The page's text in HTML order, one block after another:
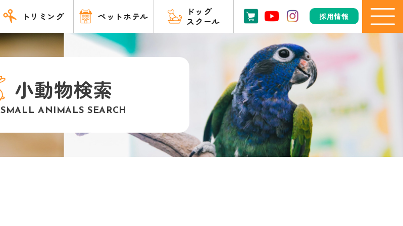
トリミング ペットホテル
ドッグ
スクール
採用情報
小動物検索
SMALL ANIMALS SEARCH